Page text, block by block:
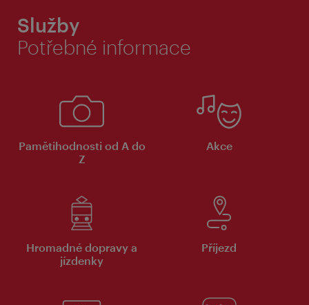
Služby
Potřebné informace
Pamětihodnosti od A do
Z
Akce
Hromadné dopravy a
jízdenky
Příjezd